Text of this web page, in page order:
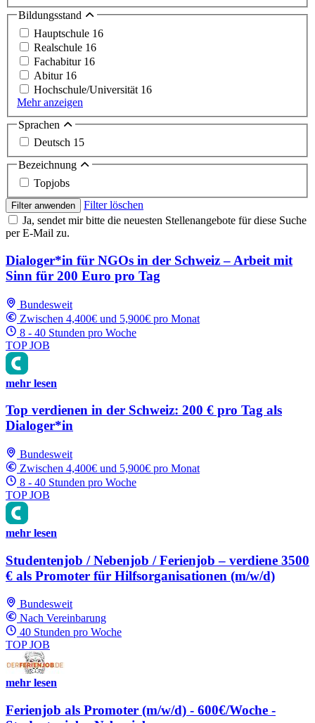
Bildungsstand
Hauptschule 16
Realschule 16
Fachabitur 16
Abitur 16
Hochschule/Universität 16
Mehr anzeigen
Sprachen
Deutsch 15
Bezeichnung
Topjobs
Filter anwenden
Filter löschen
Ja, sendet mir bitte die neuesten Stellenangebote für diese Suche
per E-Mail zu.
Dialoger*in für NGOs in der Schweiz – Arbeit mit
Sinn für 200 Euro pro Tag
Bundesweit
Zwischen 4,400€ und 5,900€ pro Monat
8 - 40 Stunden pro Woche
TOP JOB
mehr lesen
Top verdienen in der Schweiz: 200 € pro Tag als
Dialoger*in
Bundesweit
Zwischen 4,400€ und 5,900€ pro Monat
8 - 40 Stunden pro Woche
TOP JOB
mehr lesen
Studentenjob / Nebenjob / Ferienjob – verdiene 3500
€ als Promoter für Hilfsorganisationen (m/w/d)
Bundesweit
Nach Vereinbarung
40 Stunden pro Woche
TOP JOB
mehr lesen
Ferienjob als Promoter (m/w/d) - 600€/Woche -